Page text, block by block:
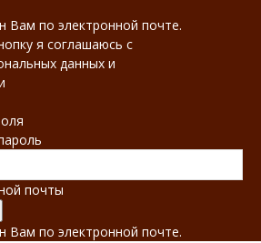
Вам по электронной почте.
я соглашаюсь с
данных и
почты
Вам по электронной почте.